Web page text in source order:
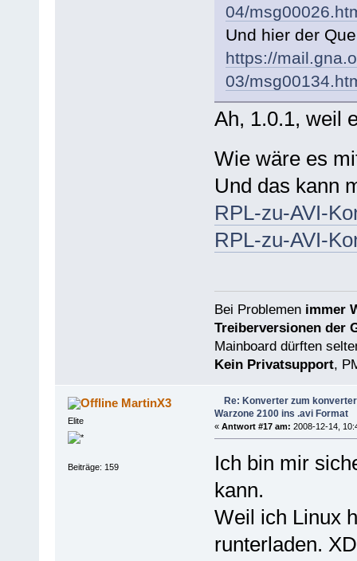
04/
Und hier der
https://
03/
Ah, 1.0.1, weil
Wie wäre es
Und das kann
RPL-zu-AVI-
RPL-zu-AVI-
Bei Problemen immer
Treiberversionen der
Mainboard dürften
Kein Privatsupport,
MartinX3
Elite
Beiträge: 159
Re: Konverter zum
Warzone 2100 ins .avi Format
« Antwort #17 am: 2008-12-14,
Ich bin mir
kann.
Weil ich Linux
runterladen. XD